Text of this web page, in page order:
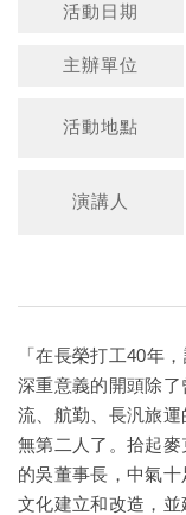
活動日期
主辦單位
活動地點
演講人
「在長榮打工40年
深重意義的開頭除
流、航勤、長汎旅
無第二人了。拾起
的吳董事長，中氣
文化建立和改造，